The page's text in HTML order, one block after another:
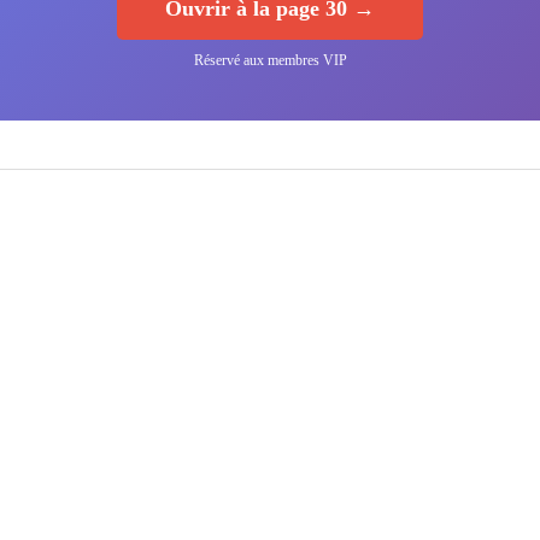
Ouvrir à la page 30 →
Réservé aux membres VIP